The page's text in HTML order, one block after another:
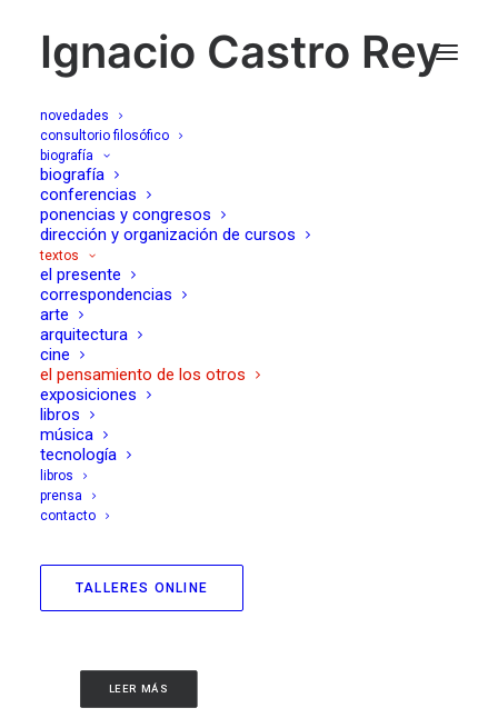
Ignacio Castro Rey
novedades
consultorio filosófico
biografía
biografía
conferencias
ponencias y congresos
dirección y organización de cursos
textos
el presente
correspondencias
arte
arquitectura
cine
el pensamiento de los otros
exposiciones
libros
música
tecnología
libros
prensa
contacto
TALLERES ONLINE
el pensamiento de los
otros
de los padres
la violencia del medio
LEER MÁS